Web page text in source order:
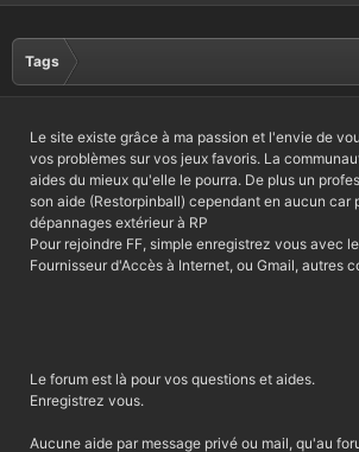
Tags
Le site existe grâce à ma passion et l'envie de
vos problèmes sur vos jeux favoris. La
aides du mieux qu'elle le pourra. De plus un
son aide (Restorpinball) cependant en aucun car
dépannages extérieur à RP
Pour rejoindre FF, simple enregistrez vous avec
Fournisseur d'Accès à Internet, ou Gmail, autres
Le forum est là pour vos questions et aides.
Enregistrez vous.
Aucune aide par message privé ou mail, qu'au